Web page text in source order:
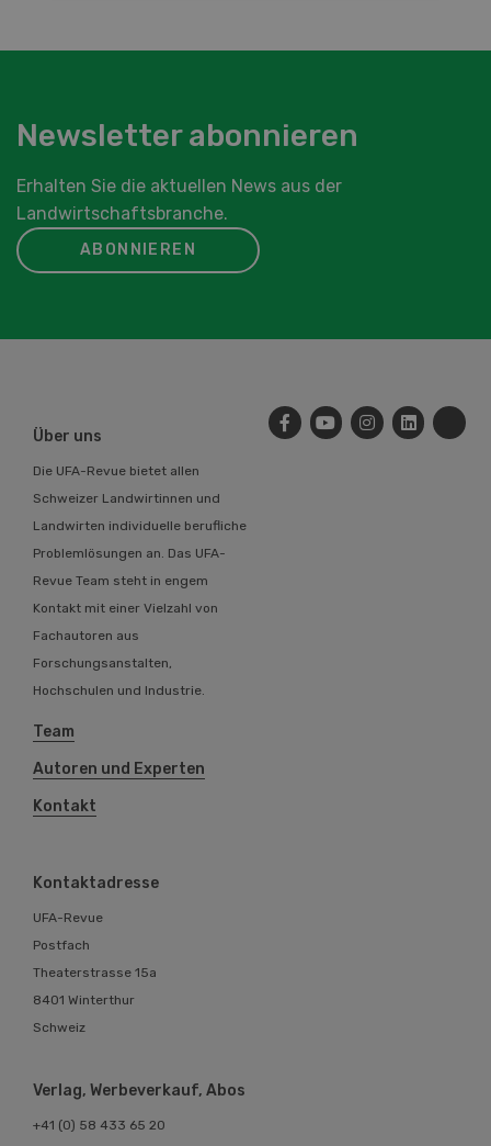
Newsletter abonnieren
Erhalten Sie die aktuellen News aus der
Landwirtschaftsbranche.
ABONNIEREN
Über uns
Die UFA-Revue bietet allen
Schweizer Landwirtinnen und
Landwirten individuelle berufliche
Problemlösungen an. Das UFA-
Revue Team steht in engem
Kontakt mit einer Vielzahl von
Fachautoren aus
Forschungsanstalten,
Hochschulen und Industrie.
Team
Autoren und Experten
Kontakt
Kontaktadresse
UFA-Revue
Postfach
Theaterstrasse 15a
8401 Winterthur
Schweiz
Verlag, Werbeverkauf, Abos
+41 (0) 58 433 65 20